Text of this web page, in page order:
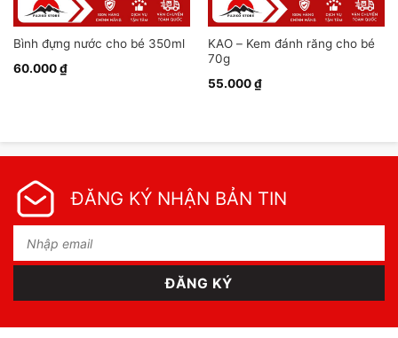
Bình đựng nước cho bé 350ml
60.000₫
KAO – Kem đánh răng cho bé
70g
55.000₫
ĐĂNG KÝ NHẬN BẢN TIN